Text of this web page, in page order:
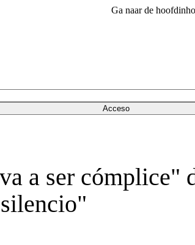
Ga naar de
Acceso
a ser cómplice"